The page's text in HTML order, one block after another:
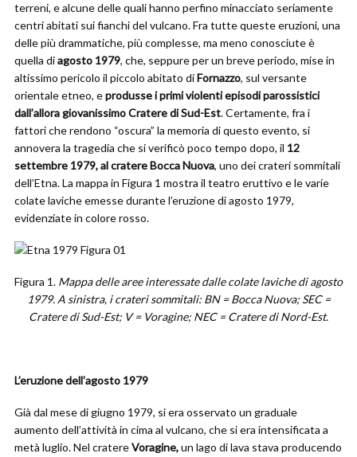
terreni, e alcune delle quali hanno perfino minacciato seriamente
centri abitati sui fianchi del vulcano. Fra tutte queste eruzioni, una
delle più drammatiche, più complesse, ma meno conosciute è
quella diagosto 1979, che, seppure per un breve periodo, mise in
altissimo pericolo il piccolo abitato diFornazzo, sul versante
orientale etneo, eprodusse i primi violenti episodi parossistici
dall’allora giovanissimo Cratere di Sud-Est. Certamente, fra i
fattori che rendono “oscura” la memoria di questo evento, si
annovera la tragedia che si verificò poco tempo dopo, il 12
settembre 1979, al cratere Bocca Nuova, uno dei crateri sommitali
dell’Etna. La mappa in Figura 1 mostra il teatro eruttivo e le varie
colate laviche emesse durante l’eruzione di agosto 1979,
evidenziate in colore rosso.
Figura 1. Mappa delle aree interessate dalle colate laviche di agosto
1979. A sinistra, i crateri sommitali: BN = Bocca Nuova; SEC =
Cratere di Sud-Est; V = Voragine; NEC = Cratere di Nord-Est.
L’eruzione dell’agosto 1979
Già dal mese di giugno 1979, si era osservato un graduale
aumento dell’attività in cima al vulcano, che si era intensificata a
metà luglio. Nel cratereVoragine,un lago di lava stava producendo